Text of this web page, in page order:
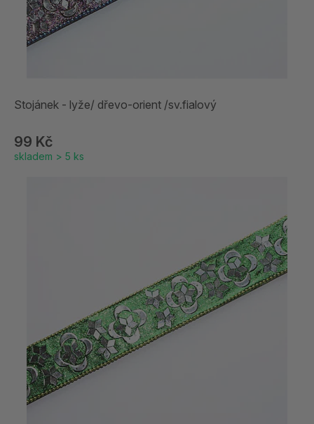
Stojánek - lyže/ dřevo-orient /sv.fialový
99 Kč
skladem > 5 ks